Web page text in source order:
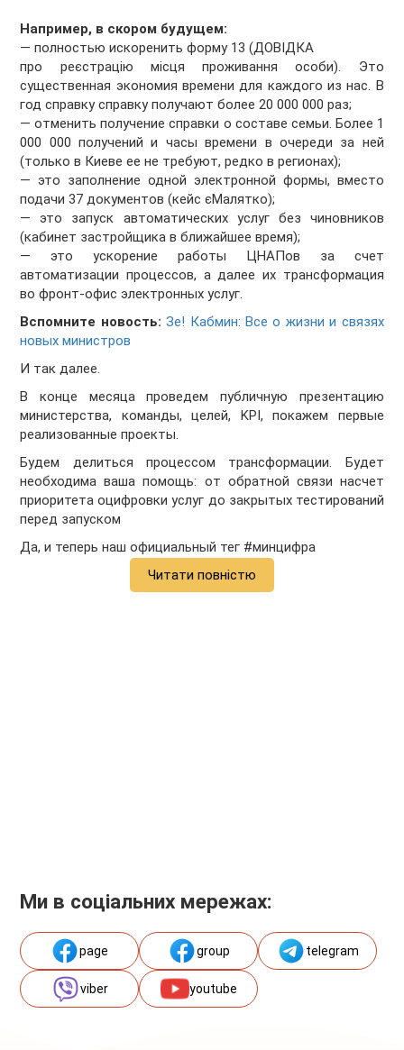
Например, в скором будущем:
— полностью искоренить форму 13 (ДОВІДКА
про реєстрацію місця проживання особи). Это
существенная экономия времени для каждого из нас. В
год справку справку получают более 20 000 000 раз;
— отменить получение справки о составе семьи. Более 1
000 000 получений и часы времени в очереди за ней
(только в Киеве ее не требуют, редко в регионах);
— это заполнение одной электронной формы, вместо
подачи 37 документов (кейс єМалятко);
— это запуск автоматических услуг без чиновников
(кабинет застройщика в ближайшее время);
— это ускорение работы ЦНАПов за счет
автоматизации процессов, а далее их трансформация
во фронт-офис электронных услуг.
Вспомните новость:Зе! Кабмин: Все о жизни и связях
новых министров
И так далее.
В конце месяца проведем публичную презентацию
министерства, команды, целей, KPI, покажем первые
реализованные проекты.
Будем делиться процессом трансформации. Будет
необходима ваша помощь: от обратной связи насчет
приоритета оцифровки услуг до закрытых тестирований
перед запуском
Да, и теперь наш официальный тег #минцифра
Читати повністю
Ми в соціальних мережах:
page group telegram
viber youtube